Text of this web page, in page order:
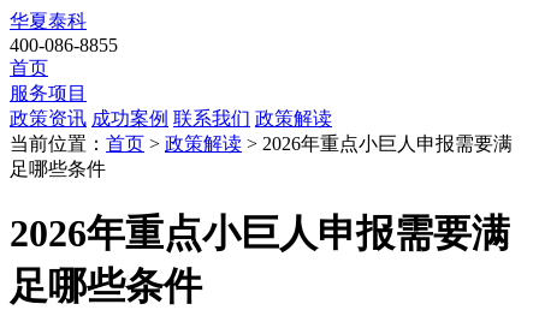
华夏泰科
400-086-8855
首页
服务项目
政策资讯 成功案例 联系我们 政策解读
当前位置： 首页 > 政策解读 > 2026年重点小巨人申报需要满
足哪些条件
2026年重点小巨人申报需要满
足哪些条件